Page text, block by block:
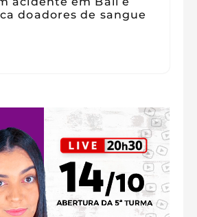
doadores de sangue